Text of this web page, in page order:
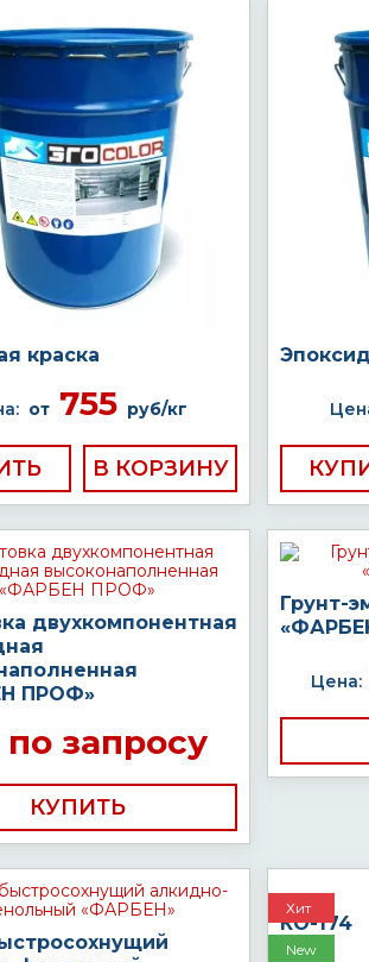
краска
от755 руб/кг
двухкомпонентная
ПРОФ»
запросу
КУПИТЬ
Грунт-
Цена:
Хит
New
КО-174